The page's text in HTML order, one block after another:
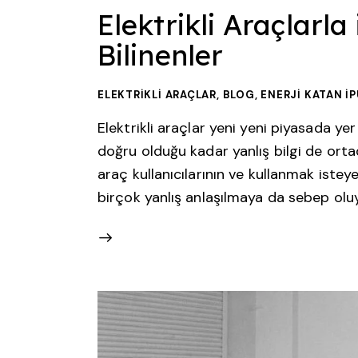
Elektrikli Araçlarla
Bilinenler
ELEKTRIKLI ARAÇLAR, BLOG, ENERJI KATAN
Elektrikli araçlar yeni yeni piyasada
doğru olduğu kadar yanlış bilgi de
araç kullanıcılarının ve kullanmak
birçok yanlış anlaşılmaya da sebep